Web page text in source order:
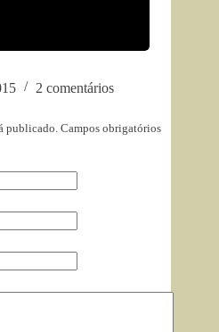
2 comentários
publicado. Campos obrigatórios